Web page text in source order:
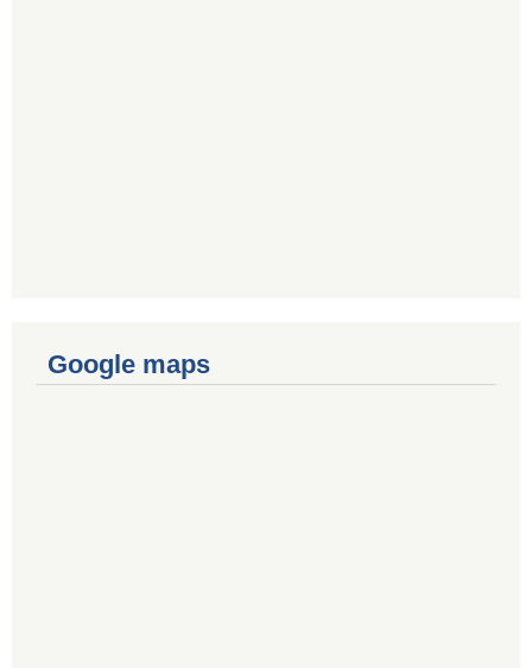
Google maps